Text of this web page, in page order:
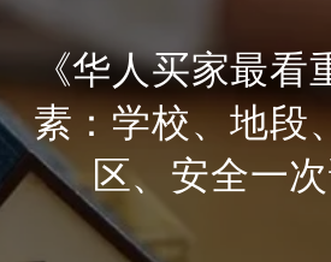
《华人买家最
素：学校、地段
区、安全一